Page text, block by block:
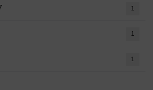
1
1
1